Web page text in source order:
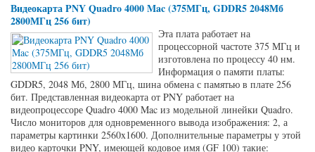
Видеокарта PNY Quadro 4000 Mac (375МГц, GDDR5 2048Мб
2800МГц 256 бит)
Эта плата работает на
процессорной частоте 375 МГц и
изготовлена по процессу 40 нм.
Информация о памяти платы:
GDDR5, 2048 Мб, 2800 МГц, шина обмена с памятью в плате 256
бит. Представленная видеокарта от PNY работает на
видеопроцессоре Quadro 4000 Mac из модельной линейки Quadro.
Число мониторов для одновременного вывода изображения: 2, а
параметры картинки 2560x1600. Дополнительные параметры у этой
видео карточки PNY, имеющей кодовое имя (GF 100) такие: